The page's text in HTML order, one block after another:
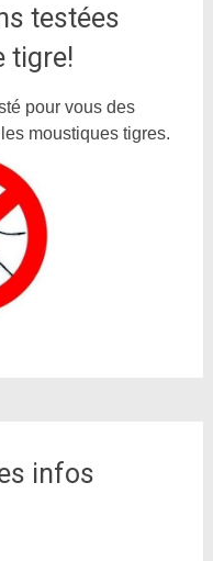
testées
tigre!
pour vous des
moustiques tigres.
infos